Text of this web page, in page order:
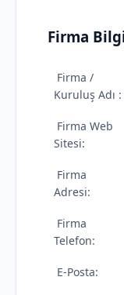
Firma
Firma /
Kuruluş Adı :
Firma Web
Sitesi:
Firma
Adresi:
Firma
Telefon:
E-Posta: